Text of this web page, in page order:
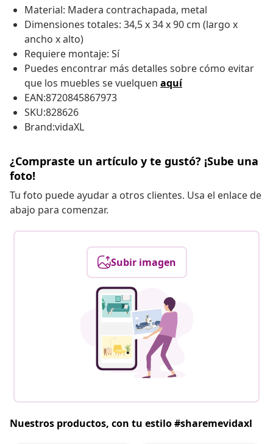
Material: Madera contrachapada, metal
Dimensiones totales: 34,5 x 34 x 90 cm (largo x
ancho x alto)
Requiere montaje: Sí
Puedes encontrar más detalles sobre cómo evitar
que los muebles se vuelquen aquí
EAN:8720845867973
SKU:828626
Brand:vidaXL
¿Compraste un artículo y te gustó? ¡Sube una
foto!
Tu foto puede ayudar a otros clientes. Usa el enlace de
abajo para comenzar.
Subir imagen
Nuestros productos, con tu estilo #sharemevidaxl